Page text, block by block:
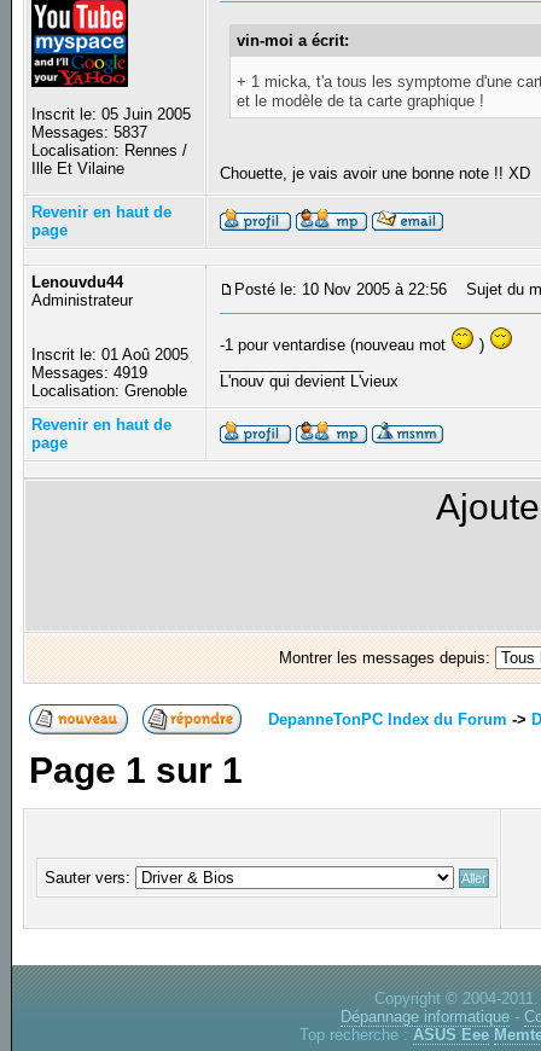
Inscrit le: 05 Juin 2005
Messages: 5837
Localisation: Rennes /
Ille Et Vilaine
vin-moi a écrit:
+ 1 micka, t'a tous les symptome d'une
et le modèle de ta carte graphique !
Chouette, je vais avoir une bonne note !! XD
Revenir en haut de
page
Lenouvdu44
Administrateur
Inscrit le: 01 Aoû 2005
Messages: 4919
Localisation: Grenoble
Posté le: 10 Nov 2005 à 22:56 Sujet du
-1 pour ventardise (nouveau mot
)
L'nouv qui devient L'vieux
Revenir en haut de
page
Montrer les messages depuis:
DepanneTonPC Index du Forum ->
Page 1 sur 1
Sauter vers:
Copyright © 2004-
Dépannage informatique -
Top recherche : ASUS Eee